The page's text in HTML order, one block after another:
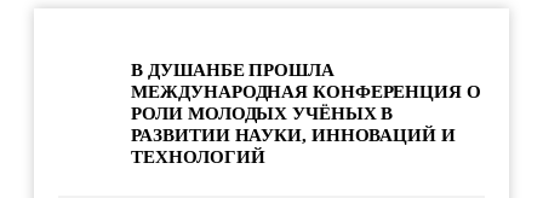
В ДУШАНБЕ ПРОШЛА
МЕЖДУНАРОДНАЯ КОНФЕРЕНЦИЯ О
РОЛИ МОЛОДЫХ УЧЁНЫХ В
РАЗВИТИИ НАУКИ, ИННОВАЦИЙ И
ТЕХНОЛОГИЙ